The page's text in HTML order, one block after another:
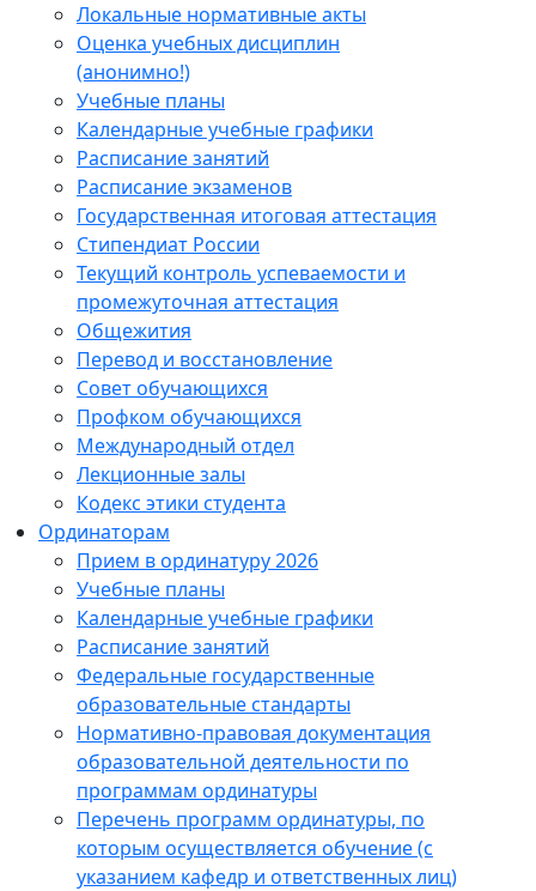
Локальные нормативные акты
Оценка учебных дисциплин
(анонимно!)
Учебные планы
Календарные учебные графики
Расписание занятий
Расписание экзаменов
Государственная итоговая аттестация
Стипендиат России
Текущий контроль успеваемости и
промежуточная аттестация
Общежития
Перевод и восстановление
Совет обучающихся
Профком обучающихся
Международный отдел
Лекционные залы
Кодекс этики студента
Ординаторам
Прием в ординатуру 2026
Учебные планы
Календарные учебные графики
Расписание занятий
Федеральные государственные
образовательные стандарты
Нормативно-правовая документация
образовательной деятельности по
программам ординатуры
Перечень программ ординатуры, по
которым осуществляется обучение (с
указанием кафедр и ответственных лиц)